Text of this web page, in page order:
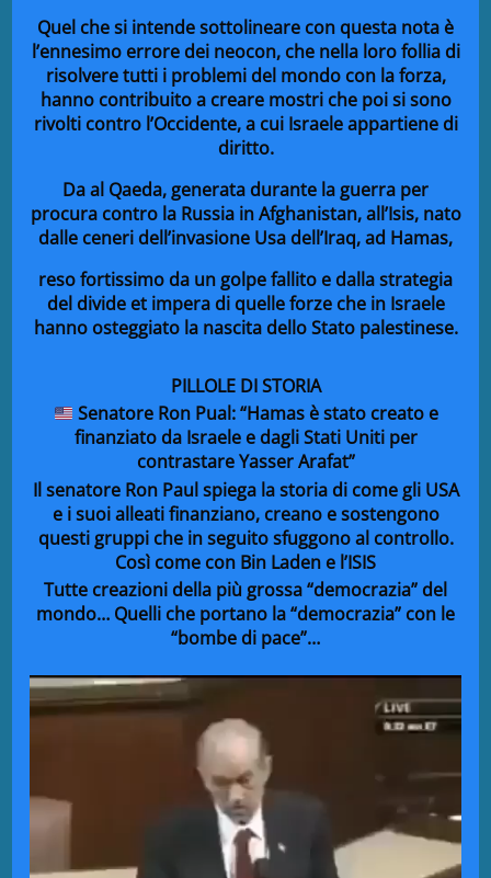
Quel che si intende sottolineare con questa nota è
l’ennesimo errore dei neocon, che nella loro follia di
risolvere tutti i problemi del mondo con la forza,
hanno contribuito a creare mostri che poi si sono
rivolti contro l’Occidente, a cui Israele appartiene di
diritto.
Da al Qaeda, generata durante la guerra per
procura contro la Russia in Afghanistan, all’Isis, nato
dalle ceneri dell’invasione Usa dell’Iraq, ad Hamas,
reso fortissimo da un golpe fallito e dalla strategia
del divide et impera di quelle forze che in Israele
hanno osteggiato la nascita dello Stato palestinese.
PILLOLE DI STORIA
Senatore Ron Pual: “Hamas è stato creato e
finanziato da Israele e dagli Stati Uniti per
contrastare Yasser Arafat”
Il senatore Ron Paul spiega la storia di come gli USA
e i suoi alleati finanziano, creano e sostengono
questi gruppi che in seguito sfuggono al controllo.
Così come con Bin Laden e l’ISIS
Tutte creazioni della più grossa “democrazia” del
mondo… Quelli che portano la “democrazia” con le
“bombe di pace”…